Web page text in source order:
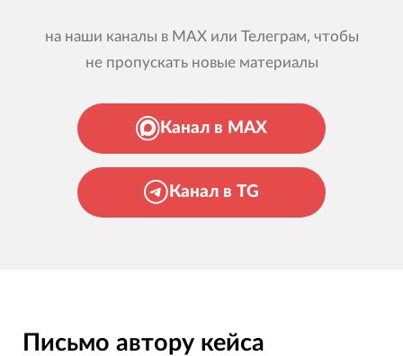
на наши каналы в MAX или Телеграм, чтобы
не пропускать новые материалы
Канал в MAX
Канал в TG
Письмо автору кейса